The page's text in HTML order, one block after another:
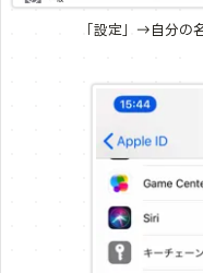
「設定」→自分の